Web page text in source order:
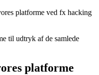
platforme ved fx hacking
til udtryk af de samlede
platforme